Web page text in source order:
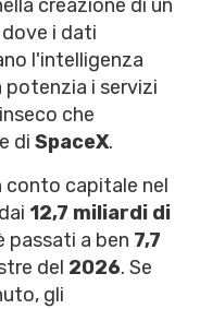
creazione di un
i dati
l'intelligenza
potenzia i servizi
che
di SpaceX.
conto capitale nel
12,7 miliardi di
passati a ben 7,7
del 2026. Se
gli